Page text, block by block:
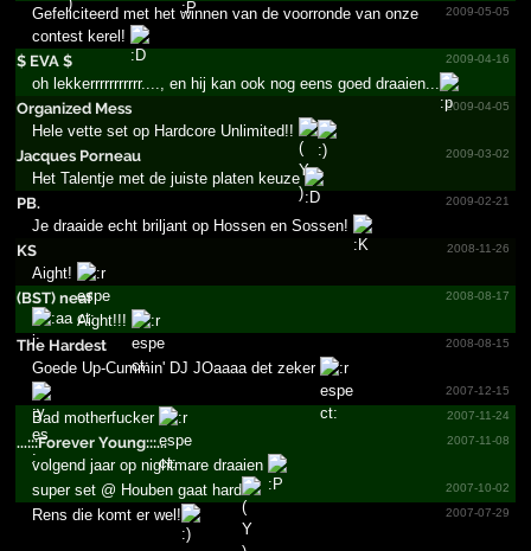
2009-05-05
Gefeliciteerd met het winnen van de voorronde van onze
contest kerel!
$ EVA $
2009-04-16
oh lekkerrrrrrrrrrr...., en hij kan ook nog eens goed draaien...
Organized Mess
2009-04-05
Hele vette set op Hardcore Unlimited!!
Jacques Porneau
2009-03-02
Het Talentje met de juiste platen keuze
PB.
2009-02-21
Je draaide echt briljant op Hossen en Sossen!
KS
2008-11-26
Aight!
(BST) neaf
2008-08-17
Aight!!!
The Hardest
2008-08-15
Goede Up-Cummin' DJ JOaaaa det zeker
2007-12-15
2007-11-24
Bad motherfucker
...­:::Forever Young:::...­
2007-11-08
volgend jaar op nightmare draaien
2007-10-02
super set @ Houben gaat hard
2007-07-29
Rens die komt er wel!